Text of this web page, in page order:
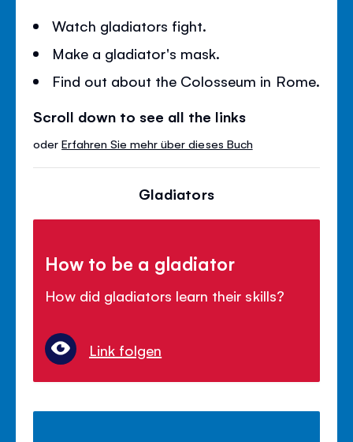
Watch gladiators fight.
Make a gladiator's mask.
Find out about the Colosseum in Rome.
Scroll down to see all the links
oderErfahren Sie mehr über dieses Buch
Gladiators
How to be a gladiator
How did gladiators learn their skills?
Link folgen